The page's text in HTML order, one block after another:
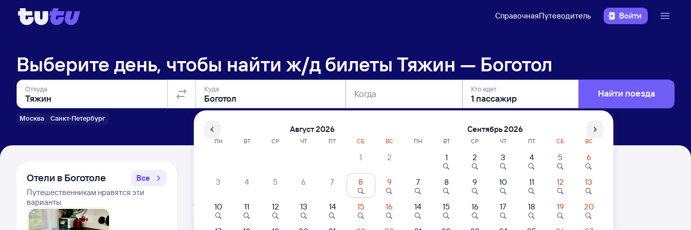
СправочнаяПутеводитель Войти
Выберите день, чтобы найти ж/д билеты Тяжин — Боготол
Откуда
Москва Санкт-Петербург
Куда Когда Кто едет Найти поезда
Отели в Боготоле
Все
Путешественникам нравятся эти
варианты
Расписание поездов Тяжин — Боготол
Открыта продажа билетов на 5 ноября. Отправление и прибытие по местному времени. Цены за 1 пассажира
Тип вагона
Август 2026
ПН ВТ СР ЧТ ПТ СБ ВС
1 2
3 4 5 6 7 8 9
10 11 12 13 14 15 16
Сентябрь 2026
ПН ВТ СР ЧТ ПТ СБ ВС
1 2 3 4 5 6
7 8 9 10 11 12 13
14 15 16 17 18 19 20